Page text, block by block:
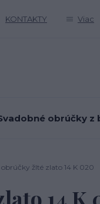
KONTAKTY Viac
obrúčky z
obrúčky žlté zlato 14 K 020
14 K